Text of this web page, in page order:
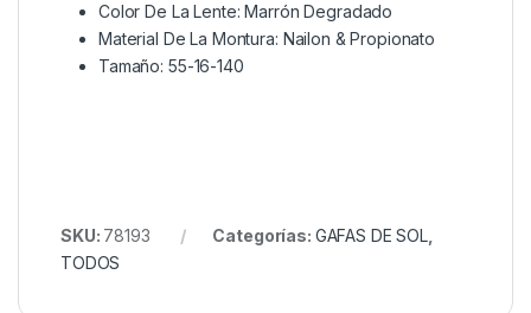
Color De La Lente:Marrón Degradado
Material De La Montura: Nailon & Propionato
Tamaño: 55-16-140
SKU: 78193 Categorías: GAFAS DE SOL
TODOS